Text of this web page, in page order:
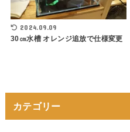
2024.09.09
30㎝水槽 オレンジ追放で仕様変更
カテゴリー